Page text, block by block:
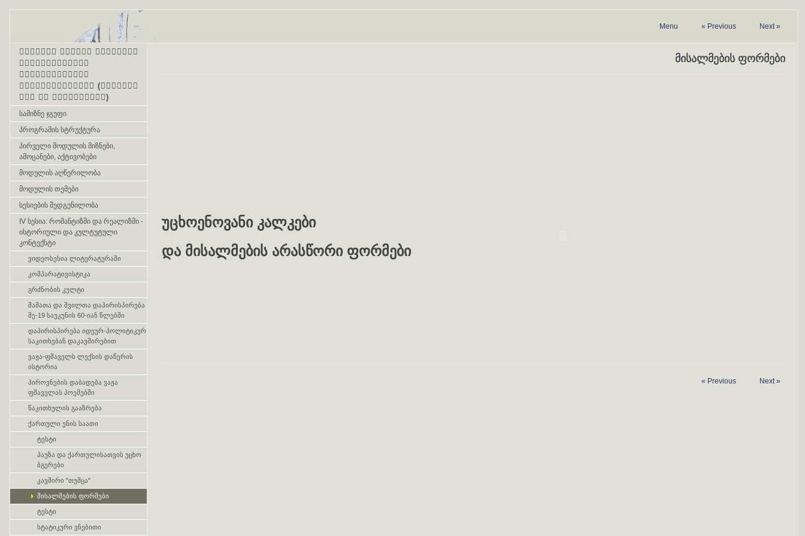
პირველი ონლაინ პროგრამა
მასწავლებელთა
კვალიფიკაციის
ამაღლებისათვის (ქართული
ენა და ლიტერატურა)
სამიზნე ჯგუფი
პროგრამის სტრუქტურა
პირველი მოდულის მიზნები,
ამოცანები, აქტივობები
მოდულის აღწერილობა
მოდულის თემები
სესიების შედგენილობა
IV სესია: რომანტიზმი და რეალიზმი -
ისტორიული და კულტუტული
კონტექსტი
ვიდეოსესია ლიტერატურაში
კომპარატივისტიკა
გრძნობის კულტი
მამათა და შვილთა დაპირისპირება
მე-19 საუკუნის 60-იან წლებში
დაპირისპირება იდეურ-პოლიტიკურ
საკითხებან დაკავშირებით
ვაჟა-ფშაველს ლექსის დაწერის
ისტორია
პიროვნების დაბადება ვაჟა
ფშაველას პოემებში
წაკითხულის გააზრება
ქართული ენის საათი
ტესტი
პაუზა და ქართულისათვის უცხო
ბგერები
კავშირი "თუმცა"
მისალმების ფორმები
ტესტი
სტატიკური ვნებითი
Menu « Previous Next»
მისალმების ფორმები
უცხოენოვანი კალკები
და მისალმების არასწორი ფორმები
« Previous Next »